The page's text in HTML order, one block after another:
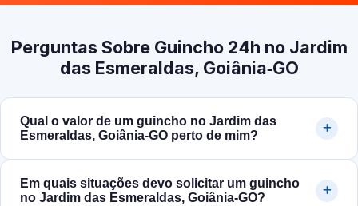
Perguntas Sobre Guincho 24h no Jardim
das Esmeraldas, Goiânia‑GO
Qual o valor de um guincho no Jardim das
Esmeraldas, Goiânia‑GO perto de mim?
Em quais situações devo solicitar um guincho
no Jardim das Esmeraldas, Goiânia‑GO?